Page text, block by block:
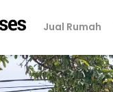
Jual Rumah